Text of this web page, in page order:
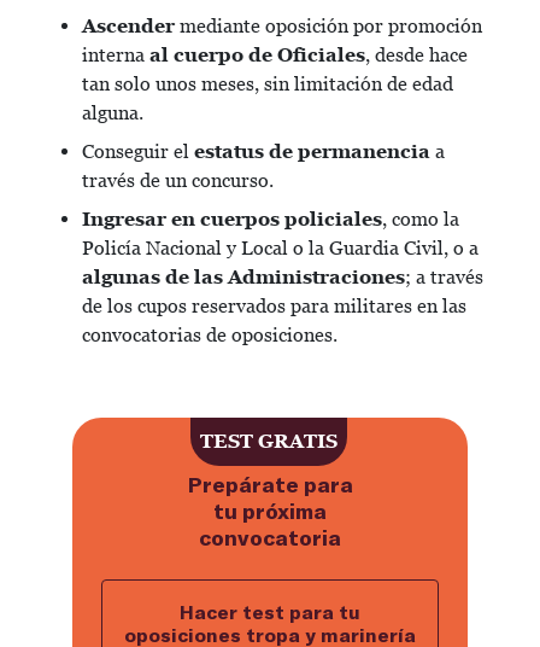
Ascender mediante oposición por promoción
interna al cuerpo de Oficiales, desde hace
tan solo unos meses, sin limitación de edad
alguna.
Conseguir el estatus de permanencia a
través de un concurso.
Ingresar en cuerpos policiales, como la
Policía Nacional y Local o la Guardia Civil, o a
algunas de las Administraciones; a través
de los cupos reservados para militares en las
convocatorias de oposiciones.
Prepárate para
tu próxima
convocatoria
Hacer test para tu
oposiciones tropa y marinería
TEST GRATIS